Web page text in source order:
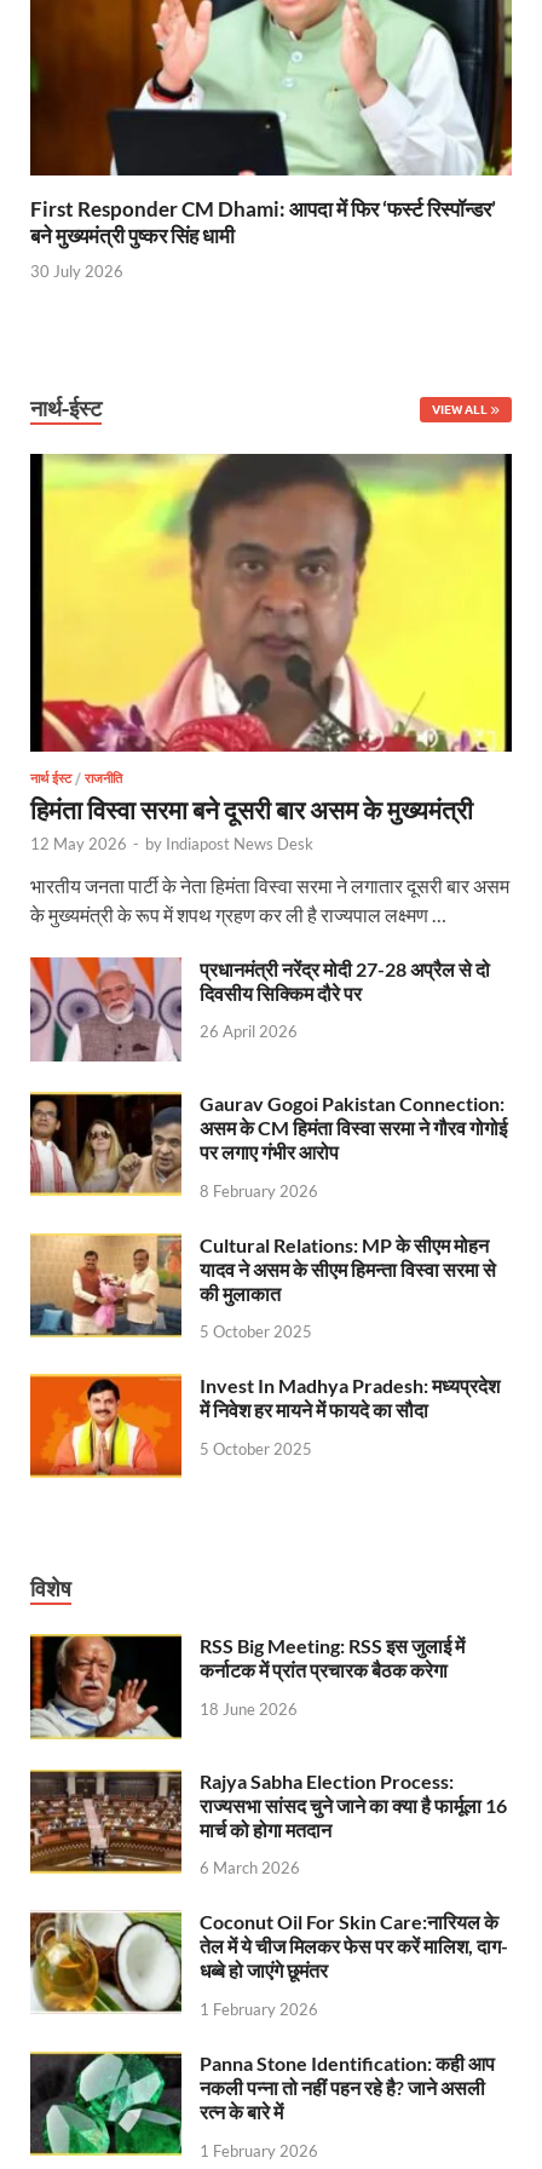
Nitin Nabin: राष्ट्रीय अध्यक्ष बनने के बाद नितिन नवीन
World Economic Forum: भारत की आर्थिक मजबूती के
Uttarakhand Government News: मुख्यमंत्री पुष्कर
BJP National President Nitin Nabin: निर्विरोध चुने
Vande Bharat Sleeper Update: वंदे भारत स्लीपर का
Uttarakhand Calender 2026: मुख्यमंत्री पुष्कर सिंह
Start UP Summit: उद्यमिता, नवाचार और व्यापार हमारे
Swami Vivekanand Jayanti: मुख्यमंत्री पुष्कर सिंह
PM Modi Somnath Mandir: सोमनाथ में पीएम मोदी ने
Uttar Pradesh News: ‘आभार प्रधानमंत्री जी, डबल
Ashwini Vaishnaw: औपनिवेशिक मानसिकता से रेलवे को
AI Start-Ups: प्रधानमंत्री ने भारतीय एआई स्टार्टअप्स के
Hindi Salahkar Samiti: विधि एवं न्याय मंत्रालय विधायी
Uttarakhand Young Leaders Dialogue: विकसित
Demand for Review of FRK Policy: ऍफ़आरके नीति
Ram Mandir Control Room: राम मंदिर की सुरक्षा
CM Dhami Meeting With Nitin Gadkari: बैठक में
Kalyan Singh Jayanti: अपने नाम को उत्तर प्रदेश के
National Highway Project: मुख्यमंत्री राज्य की
Vande Bharat Sleeper Train: वंदे भारत स्लीपर ट्रेन
Shikayat Se Samadhan: एक ही मंच पर जनता को मिला
CM Pushkar Singh Dhami: मुख्यमंत्री ने ‘जन-जन की
UP Police Recruitments: साल के आखिरी दिन युवाओं
UP Tourism: योगी सरकार के प्रयास से सनातन का
Severe cold wave: यूपी में 12वीं तक के सभी स्कूल 1
Ghoda Library Nainital: CM पुष्कर सिंह धामी ने घोड़ा
Kuldeep Singh Sengar: CJI की अध्यक्षता वाली बेंच
Kunda Raja Bhaiya: राजा भैया को मिला 1.5 करोड का
First Responder CM Dhami: आपदा में फिर ‘फर्स्ट रिस्पॉन्डर’
बने मुख्यमंत्री पुष्कर सिंह धामी
30 July 2026
नार्थ-ईस्ट VIEW ALL
नार्थ ईस्ट/ राजनीति
हिमंता विस्वा सरमा बने दूसरी बार असम के मुख्यमंत्री
12 May 2026 - by Indiapost News Desk
भारतीय जनता पार्टी के नेता हिमंता विस्वा सरमा ने लगातार दूसरी बार असम
के मुख्यमंत्री के रूप में शपथ ग्रहण कर ली है राज्यपाल लक्ष्मण …
प्रधानमंत्री नरेंद्र मोदी 27-28 अप्रैल से दो
दिवसीय सिक्किम दौरे पर
26 April 2026
Gaurav Gogoi Pakistan Connection:
असम के CM हिमंता विस्वा सरमा ने गौरव गोगोई
पर लगाए गंभीर आरोप
8 February 2026
Cultural Relations: MP के सीएम मोहन
यादव ने असम के सीएम हिमन्ता विस्वा सरमा से
की मुलाकात
5 October 2025
Invest In Madhya Pradesh: मध्यप्रदेश
में निवेश हर मायने में फायदे का सौदा
5 October 2025
विशेष
RSS Big Meeting: RSS इस जुलाई में
कर्नाटक में प्रांत प्रचारक बैठक करेगा
18 June 2026
Rajya Sabha Election Process:
राज्यसभा सांसद चुने जाने का क्या है फार्मूला 16
मार्च को होगा मतदान
6 March 2026
Coconut Oil For Skin Care:नारियल के
तेल में ये चीज मिलकर फेस पर करें मालिश, दाग-
धब्बे हो जाएंगे छूमंतर
1 February 2026
Panna Stone Identification: कही आप
नकली पन्ना तो नहीं पहन रहे है? जाने असली
रत्न के बारे में
1 February 2026